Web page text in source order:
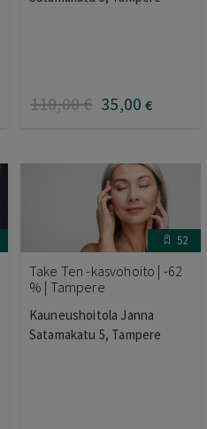
110,00€ 35,00 €
52
Take Ten -kasvohoito | -62
% | Tampere
Kauneushoitola Janna
Satamakatu 5, Tampere